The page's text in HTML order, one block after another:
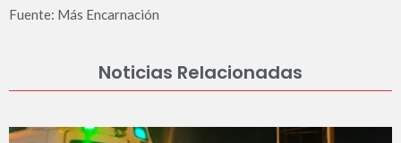
Fuente: Más Encarnación
Noticias Relacionadas